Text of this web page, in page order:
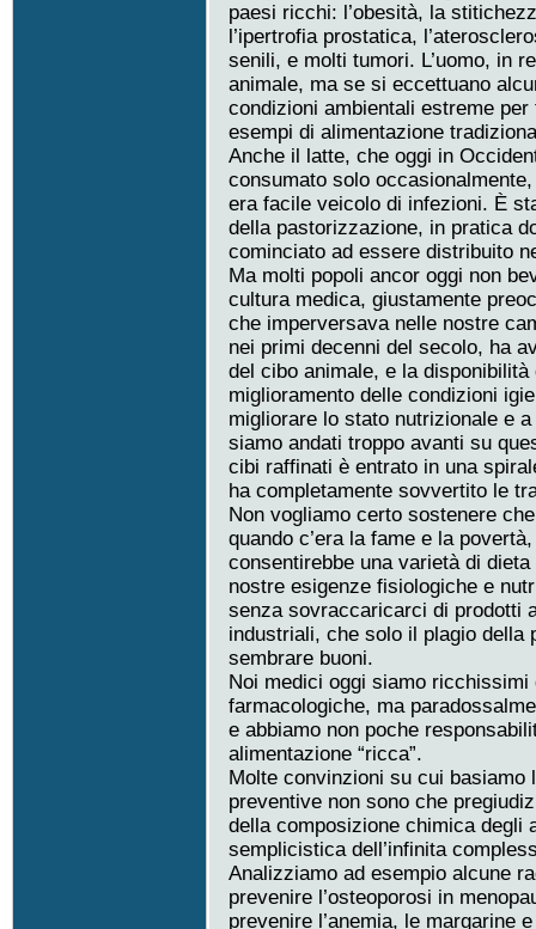
paesi ricchi: l’obesità, la
l’ipertrofia prostatica,
senili, e molti tumori. L’uomo, in
animale, ma se si eccettuano
condizioni ambientali estreme
esempi di alimentazione
Anche il latte, che oggi in
consumato solo
era facile veicolo di infezioni. È
della pastorizzazione, in pratica
cominciato ad essere distribuito
Ma molti popoli ancor oggi non
cultura medica, giustamente
che imperversava nelle nostre
nei primi decenni del secolo, ha
del cibo animale, e la
miglioramento delle condizioni
migliorare lo stato nutrizionale e
siamo andati troppo avanti su
cibi raffinati è entrato in una
ha completamente sovvertito le
Non vogliamo certo sostenere
quando c’era la fame e la
consentirebbe una varietà di
nostre esigenze fisiologiche e
senza sovraccaricarci di prodotti
industriali, che solo il plagio
sembrare buoni.
Noi medici oggi siamo
farmacologiche, ma
e abbiamo non poche
alimentazione “ricca”.
Molte convinzioni su cui
preventive non sono che
della composizione chimica degli
semplicistica dell’infinita
Analizziamo ad esempio alcune
prevenire l’osteoporosi in
prevenire l’anemia, le margarine